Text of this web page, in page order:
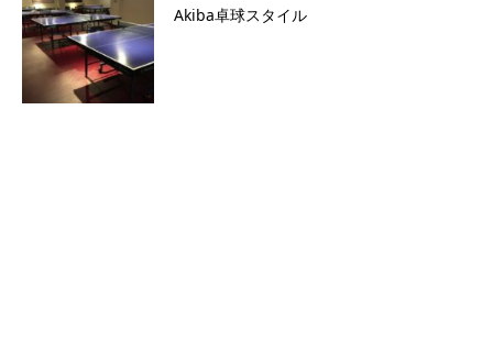
Akiba卓球スタイル